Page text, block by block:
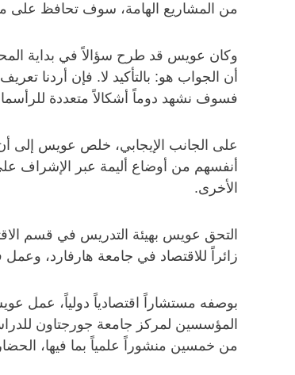
من المشاريع الهامة، سوف تحافظ على معدل معقول من
وكان عويس قد طرح سؤالاً في بداية
أن الجواب هو: بالتأكيد لا. فإن أردنا
فسوف نشهد دوماً أشكالاً متعددة
على الجانب الإيجابي، خلص عويس إلى أن
أنفسهم من أوضاع أليمة عبر الإشراف
الأخرى.
زائراً للاقتصاد في جامعة هارفارد،
بوصفه مستشاراً اقتصادياً دولياً، عمل
المؤسسين لمركز جامعة جورجتاون
من خمسين منشوراً علمياً بما فيها،